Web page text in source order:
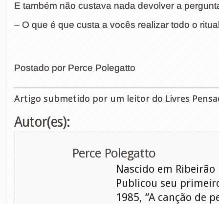
E também não custava nada devolver a
– O que é que custa a vocês realizar todo o
Postado por Perce Polegatto
Artigo submetido por um leitor do Livres
Autor(es):
Perce Polegatto
Nascido em Ribeirão
Publicou seu
1985, “A canção de